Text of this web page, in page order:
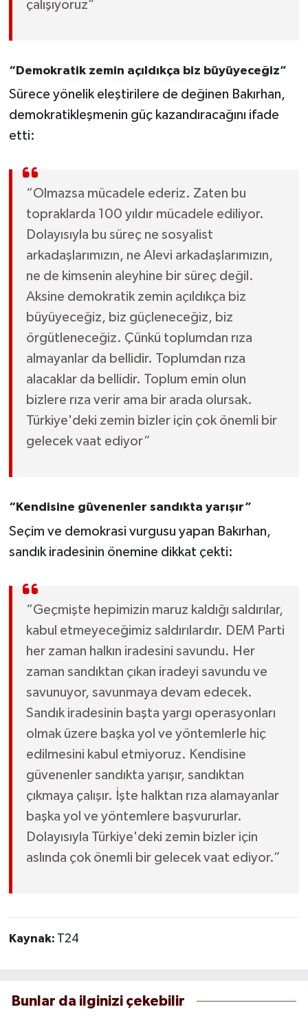
çalışıyoruz”
“Demokratik zemin açıldıkça biz büyüyeceğiz”
Sürece yönelik eleştirilere de değinen Bakırhan,
demokratikleşmenin güç kazandıracağını ifade
etti:
“Olmazsa mücadele ederiz. Zaten bu
topraklarda 100 yıldır mücadele ediliyor.
Dolayısıyla bu süreç ne sosyalist
arkadaşlarımızın, ne Alevi arkadaşlarımızın,
ne de kimsenin aleyhine bir süreç değil.
Aksine demokratik zemin açıldıkça biz
büyüyeceğiz, biz güçleneceğiz, biz
örgütleneceğiz. Çünkü toplumdan rıza
almayanlar da bellidir. Toplumdan rıza
alacaklar da bellidir. Toplum emin olun
bizlere rıza verir ama bir arada olursak.
Türkiye'deki zemin bizler için çok önemli bir
gelecek vaat ediyor”
“Kendisine güvenenler sandıkta yarışır”
Seçim ve demokrasi vurgusu yapan Bakırhan,
sandık iradesinin önemine dikkat çekti:
“Geçmişte hepimizin maruz kaldığı saldırılar,
kabul etmeyeceğimiz saldırılardır. DEM Parti
her zaman halkın iradesini savundu. Her
zaman sandıktan çıkan iradeyi savundu ve
savunuyor, savunmaya devam edecek.
Sandık iradesinin başta yargı operasyonları
olmak üzere başka yol ve yöntemlerle hiç
edilmesini kabul etmiyoruz. Kendisine
güvenenler sandıkta yarışır, sandıktan
çıkmaya çalışır. İşte halktan rıza alamayanlar
başka yol ve yöntemlere başvururlar.
Dolayısıyla Türkiye'deki zemin bizler için
aslında çok önemli bir gelecek vaat ediyor.”
Kaynak: T24
Bunlar da ilginizi çekebilir